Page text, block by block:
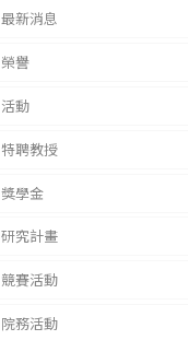
最新消息
榮譽
活動
特聘教授
獎學金
研究計畫
競賽活動
院務活動